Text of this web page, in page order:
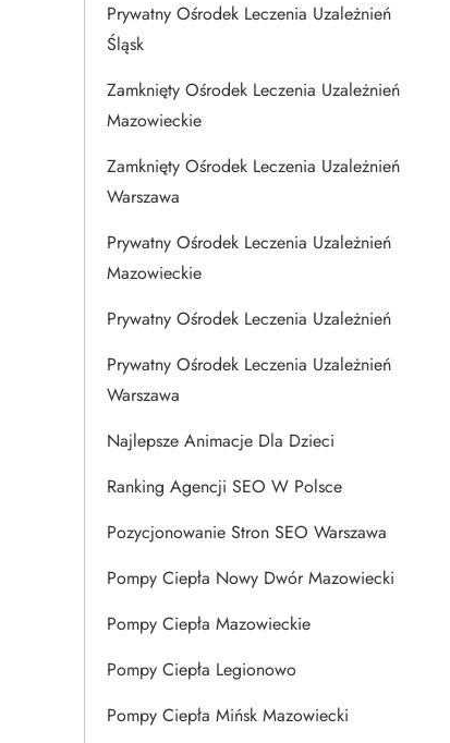
Prywatny Ośrodek Leczenia Uzależnień
Śląsk
Zamknięty Ośrodek Leczenia Uzależnień
Mazowieckie
Zamknięty Ośrodek Leczenia Uzależnień
Warszawa
Prywatny Ośrodek Leczenia Uzależnień
Mazowieckie
Prywatny Ośrodek Leczenia Uzależnień
Prywatny Ośrodek Leczenia Uzależnień
Warszawa
Najlepsze Animacje Dla Dzieci
Ranking Agencji SEO W Polsce
Pozycjonowanie Stron SEO Warszawa
Pompy Ciepła Nowy Dwór Mazowiecki
Pompy Ciepła Mazowieckie
Pompy Ciepła Legionowo
Pompy Ciepła Mińsk Mazowiecki